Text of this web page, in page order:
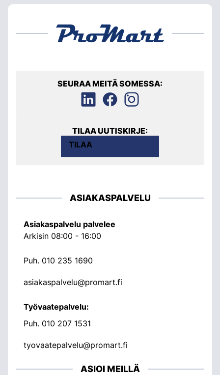
SEURAA MEITÄ SOMESSA:
TILAA UUTISKIRJE:
TILAA
ASIAKASPALVELU
Asiakaspalvelu palvelee
Arkisin 08:00 - 16:00
Puh. 010 235 1690
asiakaspalvelu@promart.fi
Työvaatepalvelu:
Puh. 010 207 1531
tyovaatepalvelu@promart.fi
ASIOI MEILLÄ